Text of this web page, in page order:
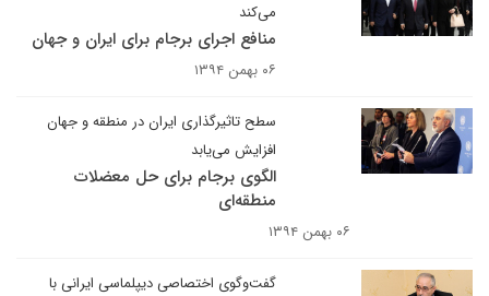
می‌کند
منافع اجرای برجام برای ایران و جهان
۰۶ بهمن ۱۳۹۴
سطح تاثیرگذاری ایران در منطقه و جهان
افزایش می‌یابد
الگوی برجام برای حل معضلات
منطقه‌ای
۰۶ بهمن ۱۳۹۴
گفت‌وگوی اختصاصی دیپلماسی ایرانی با